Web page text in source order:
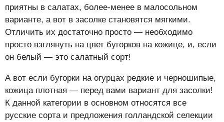
приятны в салатах, более-менее в малосольном
варианте, а вот в засолке становятся мягкими.
Отличить их достаточно просто — необходимо
просто взглянуть на цвет бугорков на кожице, и, если
он белый — это салатный сорт!
А вот если бугорки на огурцах редкие и черношипые,
кожица плотная — перед вами вариант для засолки!
К данной категории в основном относятся все
русские сорта и предложения голландской селекции